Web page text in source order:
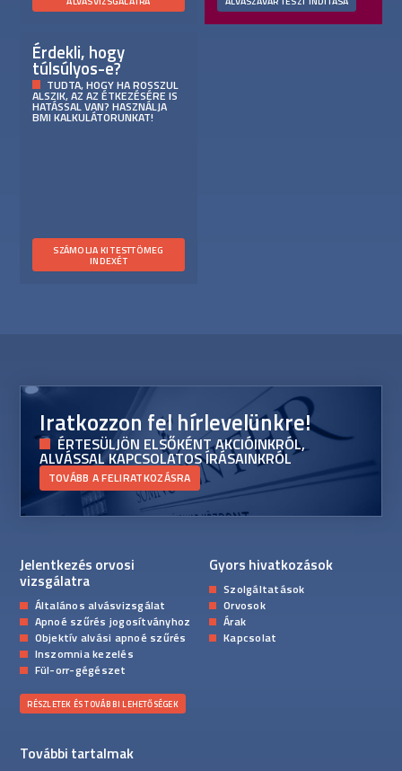
Érdekli, hogy
túlsúlyos-e?
TUDTA, HOGY HA ROSSZUL
ALSZIK, AZ AZ ÉTKEZÉSÉRE IS
HATÁSSAL VAN? HASZNÁLJA
BMI KALKULÁTORUNKAT!
SZÁMOLJA KI TESTTÖMEG
INDEXÉT
Iratkozzon fel hírlevelünkre!
ÉRTESÜLJÖN ELSŐKÉNT AKCIÓINKRÓL,
ALVÁSSAL KAPCSOLATOS ÍRÁSAINKRÓL
TOVÁBB A FELIRATKOZÁSRA
Jelentkezés orvosi
vizsgálatra
Általános alvásvizsgálat
Apnoé szűrés jogosítványhoz
Objektív alvási apnoé szűrés
Inszomnia kezelés
Fül-orr-gégészet
RÉSZLETEK ÉS TOVÁBBI LEHETŐSÉGEK
Gyors hivatkozások
Szolgáltatások
Orvosok
Árak
Kapcsolat
További tartalmak